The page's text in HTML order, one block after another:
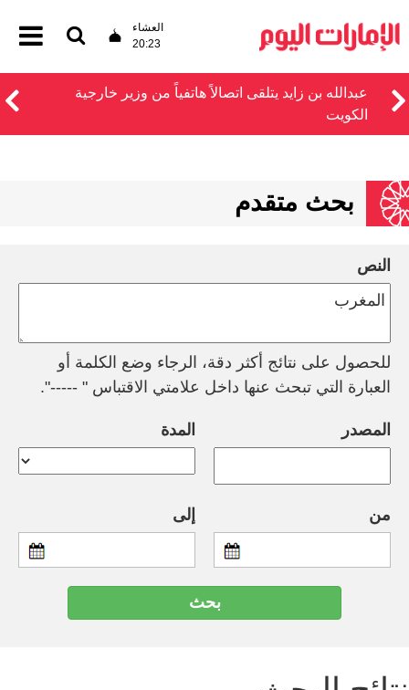
العشاء
20:23
عبدالله بن زايد يتلقى اتصالاً هاتفياً من وزير خارجية
الكويت
بحث متقدم
النص
للحصول على نتائج أكثر دقة، الرجاء وضع الكلمة أو
العبارة التي تبحث عنها داخل علامتي الاقتباس " -----".
المصدر المدة
من إلى